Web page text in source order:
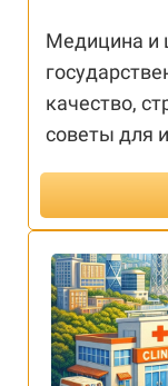
Медицина и
качество,
советы для